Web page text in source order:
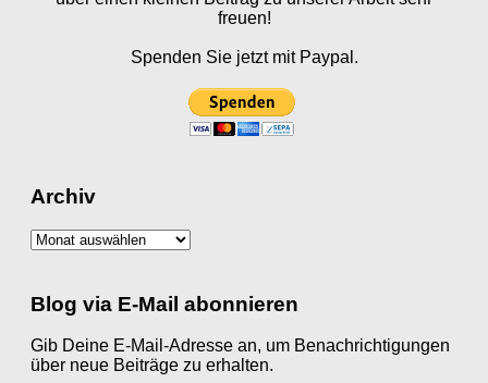
freuen!
Spenden Sie jetzt mit Paypal.
Archiv
Archiv
Blog via E-Mail abonnieren
Gib Deine E-Mail-Adresse an, um Benachrichtigungen
über neue Beiträge zu erhalten.